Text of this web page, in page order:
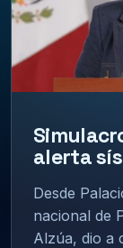
alerta
Desde
nacional de
Alzúa, dio a